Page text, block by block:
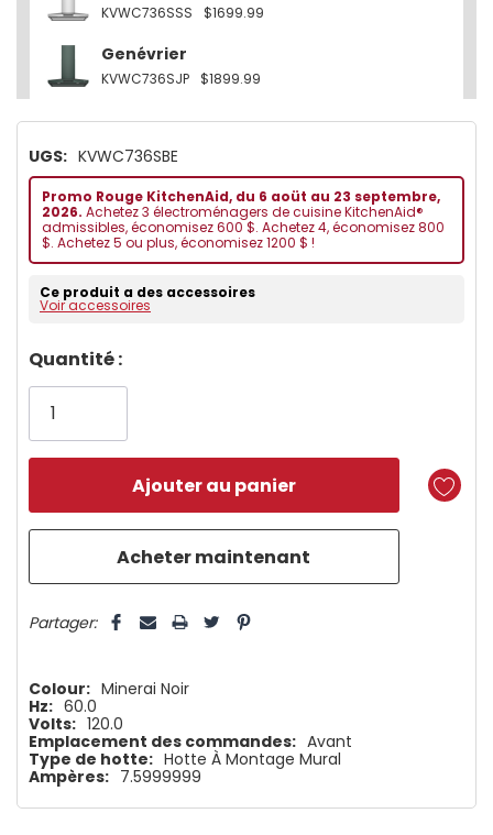
KVWC736SSS $1699.99
Genévrier
KVWC736SJP $1899.99
UGS: KVWC736SBE
Promo Rouge KitchenAid, du 6 aoüt au 23 septembre,
2026. Achetez 3 électroménagers de cuisine KitchenAid®
admissibles, économisez 600 $. Achetez 4, économisez 800
$. Achetez 5 ou plus, économisez 1200 $ !
Ce produit a des accessoires
Voir accessoires
Dépêchez-
vous!
plus
Quantité :
Partager:
Colour: Minerai Noir
Hz: 60.0
Volts: 120.0
Emplacement des commandes: Avant
Type de hotte: Hotte À Montage Mural
Ampères: 7.5999999